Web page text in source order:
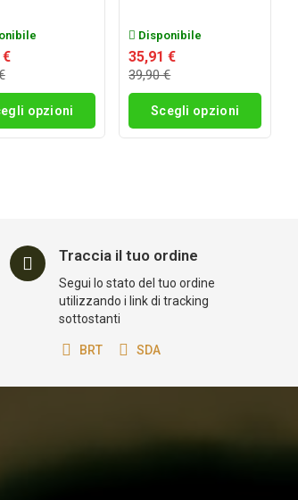
opzioni
Disponibile
35,91 €
39,90 €
Scegli opzioni
Traccia il tuo ordine
Segui lo stato del tuo ordine
utilizzando i link di tracking
sottostanti
BRT SDA